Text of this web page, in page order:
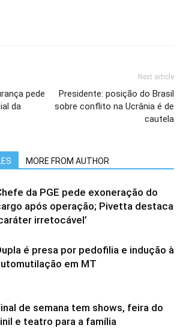
pede
da
Next article
Presidente: posição do Brasil
sobre conflito na Ucrânia é de
cautela
MORE FROM AUTHOR
da PGE pede exoneração do
após operação; Pivetta destaca
irretocável’
é presa por pedofilia e indução à
em MT
de semana tem shows, feira do
e teatro para a família